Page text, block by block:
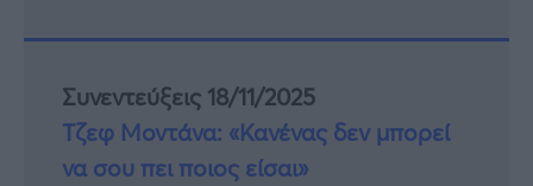
Συνεντεύξεις 18/11/2025
Τζεφ Μοντάνα: «Κανένας δεν μπορεί
να σου πει ποιος είσαι»